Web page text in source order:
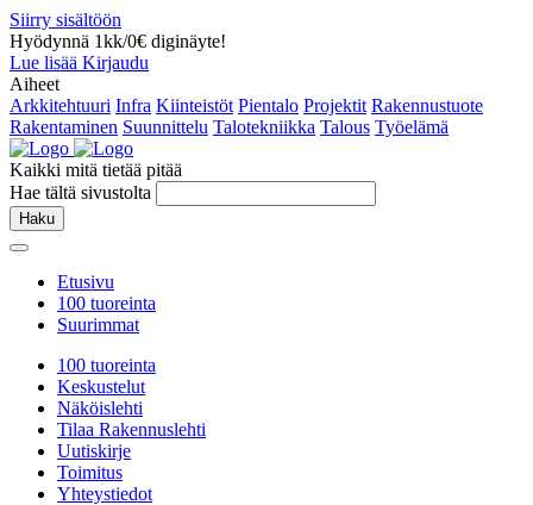
Siirry sisältöön
Hyödynnä 1kk/0€ diginäyte!
Lue lisää Kirjaudu
Aiheet
Arkkitehtuuri Infra Kiinteistöt Pientalo Projektit Rakennustuote
Rakentaminen Suunnittelu Talotekniikka Talous Työelämä
Kaikki mitä tietää pitää
Hae tältä sivustolta
Haku
Etusivu
100 tuoreinta
Suurimmat
100 tuoreinta
Keskustelut
Näköislehti
Tilaa Rakennuslehti
Uutiskirje
Toimitus
Yhteystiedot